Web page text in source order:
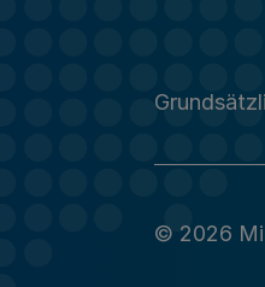
© 2026